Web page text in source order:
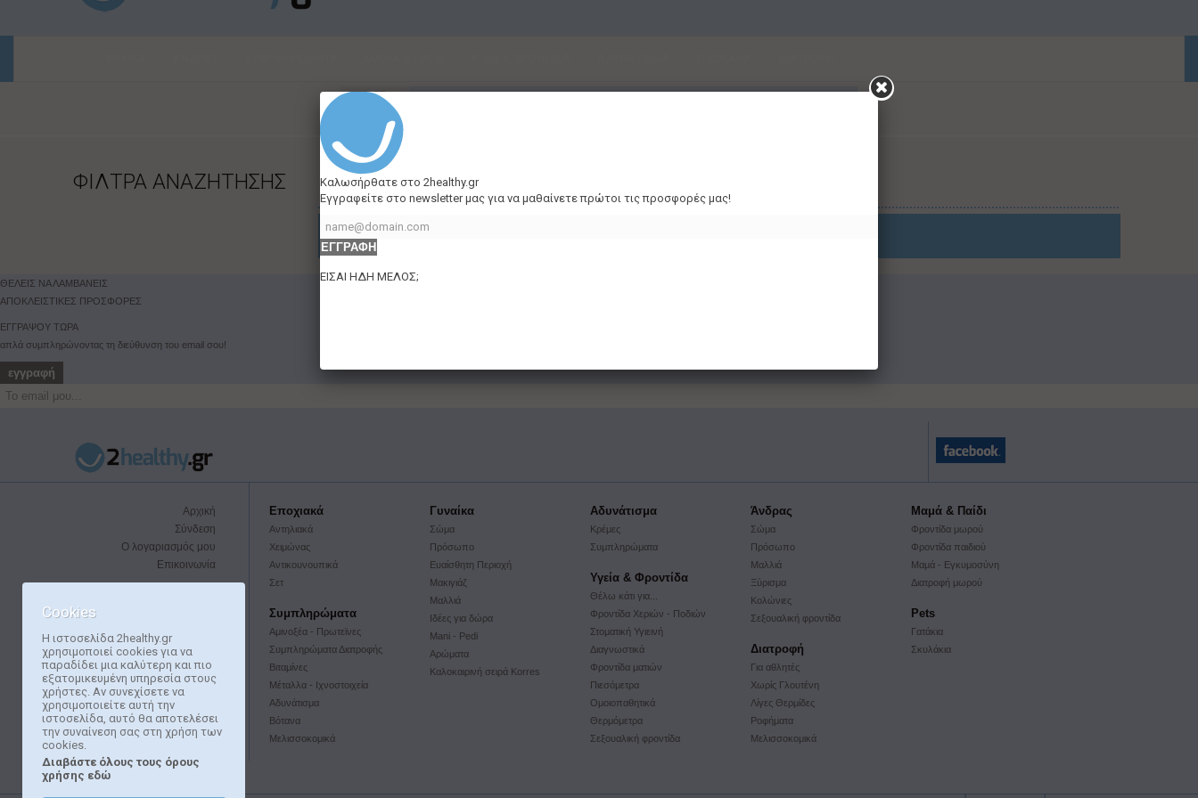
Cookies
Η ιστοσελίδα 2healthy.gr
χρησιμοποιεί cookies για να
παραδίδει μια καλύτερη και πιο
εξατομικευμένη υπηρεσία στους
χρήστες. Αν συνεχίσετε να
χρησιμοποιείτε αυτή την
ιστοσελίδα, αυτό θα αποτελέσει
την συναίνεση σας στη χρήση των
cookies.
Διαβάστε όλους τους όρους
χρήσης εδώ
ΦΙΛΤΡΑ ΑΝΑΖΗΤΗΣΗΣ isdin
Δεν υπάρχουν προϊόντα από αυτόν τον κατασκευαστή
ΘΕΛΕΙΣ ΝΑ ΛΑΜΒΑΝΕΙΣ
ΑΠΟΚΛΕΙΣΤΙΚΕΣ ΠΡΟΣΦΟΡΕΣ
ΕΓΓΡΑΨΟΥ ΤΩΡΑ
απλά συμπληρώνοντας τη διεύθυνση του email σου!
εγγραφή
Αρχική
Σύνδεση
Ο λογαριασμός μου
Επικοινωνία
Τρόποι πληρωμής
Τρόποι αποστολής
Επιστροφή Προϊόντων
Όροι Χρήσης Συστήματος
Επιβράβευσης
Εποχιακά
Αντηλιακά
Χειμώνας
Αντικουνουπικά
Σετ
Γυναίκα
Σώμα
Πρόσωπο
Ευαίσθητη Περιοχή
Μακιγιάζ
Μαλλιά
Ιδέες για δώρα
Mani - Pedi
Αρώματα
Kαλοκαιρινή σειρά Korres
Αδυνάτισμα
Κρέμες
Συμπληρώματα
Άνδρας
Σώμα
Πρόσωπο
Μαλλιά
Ξύρισμα
Κολώνιες
Σεξουαλική φροντίδα
Μαμά & Παίδι
Φροντίδα μωρού
Φροντίδα παιδιού
Μαμά - Εγκυμοσύνη
Διατροφή μωρού
Υγεία & Φροντίδα
Θέλω κάτι για...
Φροντίδα Χεριών - Ποδιών
Στοματική Υγιεινή
Διαγνωστικά
Φροντίδα ματιών
Πιεσόμετρα
Ομοιοπαθητικά
Θερμόμετρα
Σεξουαλική φροντίδα
Συμπληρώματα
Αμινοξέα - Πρωτεϊνες
Συμπληρώματα Διατροφής
Βιταμίνες
Μέταλλα - Ιχνοστοιχεία
Αδυνάτισμα
Βότανα
Μελισσοκομικά
Pets
Γατάκια
Σκυλάκια
Διατροφή
Για αθλητές
Χωρίς Γλουτένη
Λίγες Θερμίδες
Ροφήματα
Mελισσοκομικά
Καλωσήρθατε στο 2healthy.gr
Εγγραφείτε στο newsletter μας για να μαθαίνετε πρώτοι τις προσφορές μας!
ΕΓΓΡΑΦΗ
ΕΙΣΑΙ ΗΔΗ ΜΕΛΟΣ;